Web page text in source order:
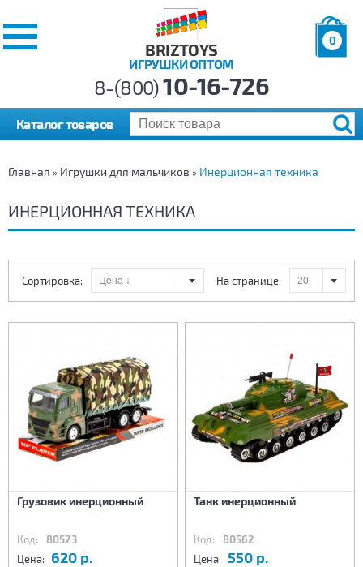
BRIZTOYS
ИГРУШКИ ОПТОМ
0
р.
8-(800)10-16-726
Каталог товаров
Главная » Игрушки для мальчиков » Инерционная техника
ИНЕРЦИОННАЯ ТЕХНИКА
На странице:
Сортировка:
Грузовик инерционный
Код: 80523
Цена: 620 р.
Танк инерционный
Код: 80562
Цена: 550 р.